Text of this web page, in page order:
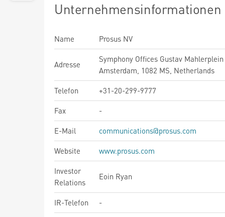
Unternehmensinformationen
Name Prosus NV
Adresse
Symphony Offices Gustav
Amsterdam, 1082 MS, Netherlands
Telefon
+31-20-299-9777
Fax
-
E-Mail
communications@prosus.com
Website
www.prosus.com
Investor
Relations
Eoin Ryan
IR-Telefon
-